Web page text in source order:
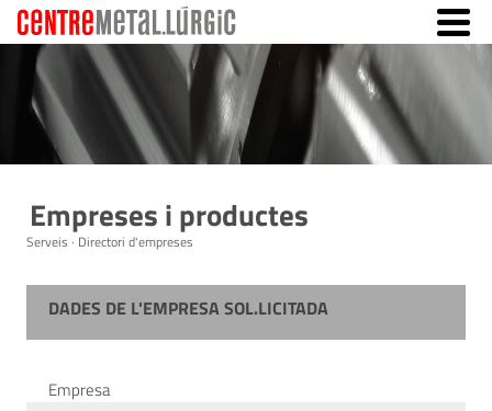
Empreses i productes
Serveis · Directori d'empreses
DADES DE L'EMPRESA SOL.LICITADA
Empresa